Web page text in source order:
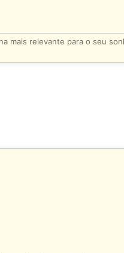
mais relevante para o seu